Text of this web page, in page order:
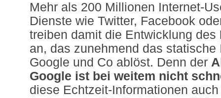
Mehr als 200 Millionen Internet-
Dienste wie Twitter, Facebook
treiben damit die Entwicklung des
an, das zunehmend das statische
Google und Co ablöst. Denn der
Google ist bei weitem nicht
diese Echtzeit-Informationen